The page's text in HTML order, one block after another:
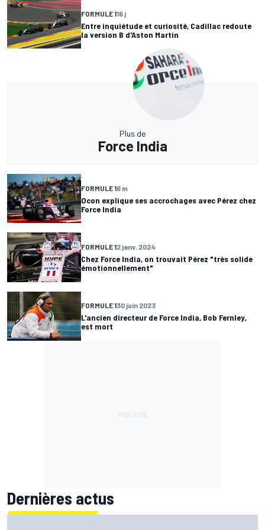
FORMULE 116 j
Entre inquiétude et curiosité, Cadillac redoute
la version B d'Aston Martin
Plus de
Force India
FORMULE 16 m
Ocon explique ses accrochages avec Pérez chez
Force India
FORMULE 12 janv. 2024
Chez Force India, on trouvait Pérez "très solide
émotionnellement"
FORMULE 130 juin 2023
L'ancien directeur de Force India, Bob Fernley,
est mort
Dernières actus